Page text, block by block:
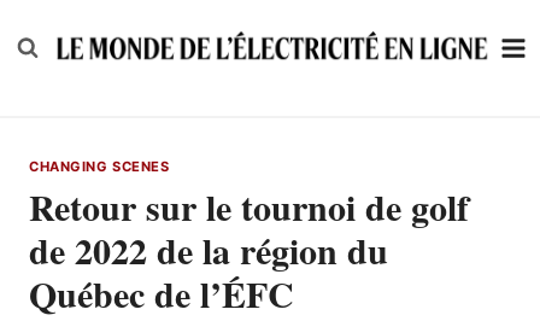
to
CHANGING SCENES
Retour sur le tournoi de golf
de 2022 de la région du
Québec de l’ÉFC